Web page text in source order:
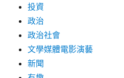
投資
政治
政治社會
文學媒體電影演藝
新聞